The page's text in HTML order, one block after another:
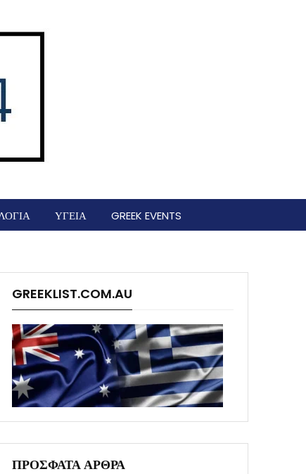
ΥΓΕΙΑ GREEK EVENTS
GREEKLIST.COM.AU
ΠΡΟΣΦΑΤΑ ΑΡΘΡΑ